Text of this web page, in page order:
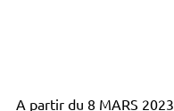
A partir du 8 MARS 2023